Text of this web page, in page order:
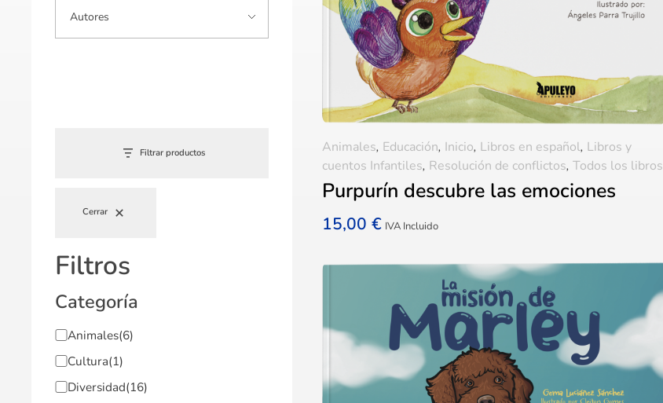
Purpurín descubre las emociones
15,00€ IVA Incluido
Animales, Educación, Inicio, Libros en español, Libros y
cuentos Infantiles, Resolución de conflictos,Todos los libros
Filtrar productos
Cerrar
Filtros
Categoría
Animales(6)
Cultura(1)
Diversidad(16)